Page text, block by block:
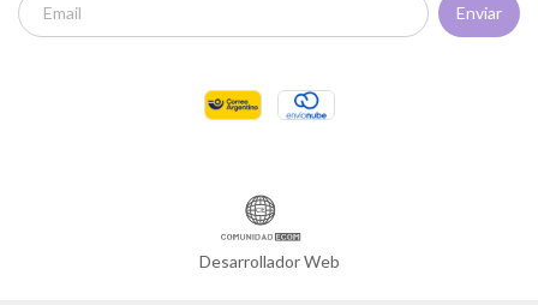
Desarrollador Web